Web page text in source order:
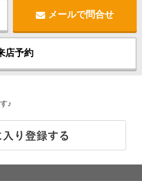
メールで問合せ
店予約
♪